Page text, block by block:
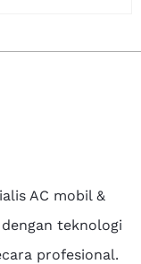
AC mobil &
teknologi
profesional.